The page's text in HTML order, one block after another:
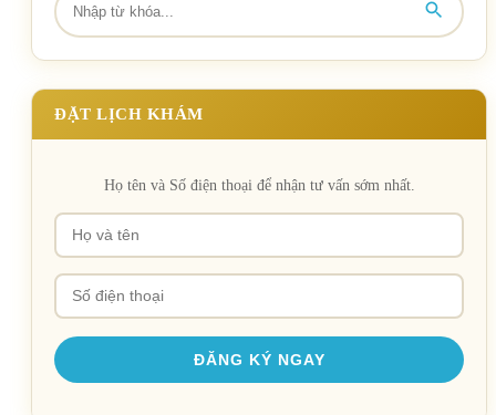
ĐẶT LỊCH KHÁM
Họ tên và Số điện thoại để nhận tư vấn sớm nhất.